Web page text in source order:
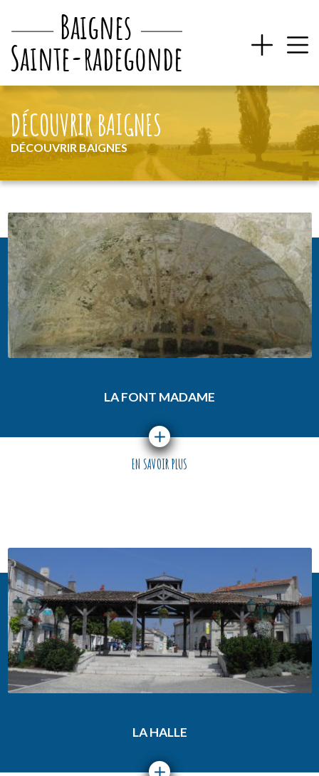
DÉCOUVRIR BAIGNES
DÉCOUVRIR BAIGNES
LA FONT MADAME
EN SAVOIR PLUS
LA HALLE